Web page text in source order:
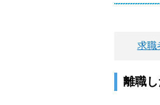
求職
離職